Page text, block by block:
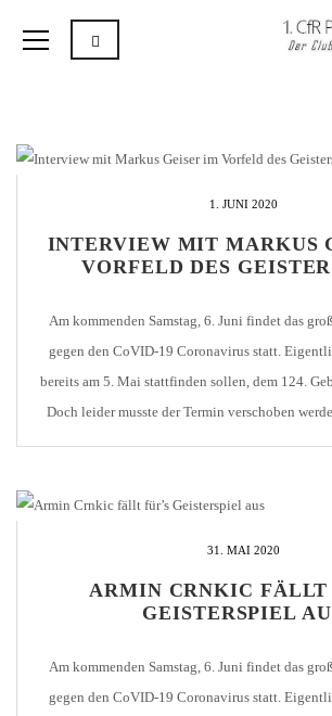
1. JUNI 2020
INTERVIEW MIT MARKUS
VORFELD DES
Am kommenden Samstag, 6. Juni findet das
gegen den CoVID-19 Coronavirus statt.
bereits am 5. Mai stattfinden sollen, dem 124.
Doch leider musste der Termin verschoben
geforderten Hygienebestimmungen nicht
31. MAI 2020
ARMIN CRNKIC FÄLLT
GEISTERSPIEL
Am kommenden Samstag, 6. Juni findet das
gegen den CoVID-19 Coronavirus statt.